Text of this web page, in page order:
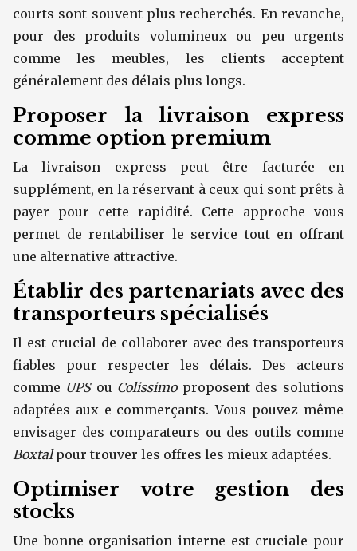
courts sont souvent plus recherchés. En revanche,
pour des produits volumineux ou peu urgents
comme les meubles, les clients acceptent
généralement des délais plus longs.
Proposer la livraison express
comme option premium
La livraison express peut être facturée en
supplément, en la réservant à ceux qui sont prêts à
payer pour cette rapidité. Cette approche vous
permet de rentabiliser le service tout en offrant
une alternative attractive.
Établir des partenariats avec des
transporteurs spécialisés
Il est crucial de collaborer avec des transporteurs
fiables pour respecter les délais. Des acteurs
comme UPSou Colissimoproposent des solutions
adaptées aux e-commerçants. Vous pouvez même
envisager des comparateurs ou des outils comme
Boxtalpour trouver les offres les mieux adaptées.
Optimiser votre gestion des
stocks
Une bonne organisation interne est cruciale pour